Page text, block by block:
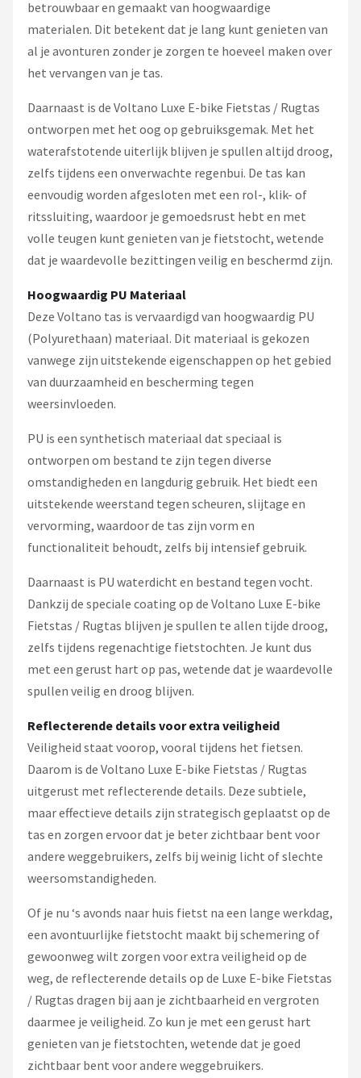
betrouwbaar en gemaakt van hoogwaardige
materialen. Dit betekent dat je lang kunt genieten van
al je avonturen zonder je zorgen te hoeveel maken over
het vervangen van je tas.
Daarnaast is de Voltano Luxe E-bike Fietstas / Rugtas
ontworpen met het oog op gebruiksgemak. Met het
waterafstotende uiterlijk blijven je spullen altijd droog,
zelfs tijdens een onverwachte regenbui. De tas kan
eenvoudig worden afgesloten met een rol-, klik- of
ritssluiting, waardoor je gemoedsrust hebt en met
volle teugen kunt genieten van je fietstocht, wetende
dat je waardevolle bezittingen veilig en beschermd zijn.
Hoogwaardig PU Materiaal
Deze Voltano tas is vervaardigd van hoogwaardig PU
(Polyurethaan) materiaal. Dit materiaal is gekozen
vanwege zijn uitstekende eigenschappen op het gebied
van duurzaamheid en bescherming tegen
weersinvloeden.
PU is een synthetisch materiaal dat speciaal is
ontworpen om bestand te zijn tegen diverse
omstandigheden en langdurig gebruik. Het biedt een
uitstekende weerstand tegen scheuren, slijtage en
vervorming, waardoor de tas zijn vorm en
functionaliteit behoudt, zelfs bij intensief gebruik.
Daarnaast is PU waterdicht en bestand tegen vocht.
Dankzij de speciale coating op de Voltano Luxe E-bike
Fietstas / Rugtas blijven je spullen te allen tijde droog,
zelfs tijdens regenachtige fietstochten. Je kunt dus
met een gerust hart op pas, wetende dat je waardevolle
spullen veilig en droog blijven.
Reflecterende details voor extra veiligheid
Veiligheid staat voorop, vooral tijdens het fietsen.
Daarom is de Voltano Luxe E-bike Fietstas / Rugtas
uitgerust met reflecterende details. Deze subtiele,
maar effectieve details zijn strategisch geplaatst op de
tas en zorgen ervoor dat je beter zichtbaar bent voor
andere weggebruikers, zelfs bij weinig licht of slechte
weersomstandigheden.
Of je nu ‘s avonds naar huis fietst na een lange werkdag,
een avontuurlijke fietstocht maakt bij schemering of
gewoonweg wilt zorgen voor extra veiligheid op de
weg, de reflecterende details op de Luxe E-bike Fietstas
/ Rugtas dragen bij aan je zichtbaarheid en vergroten
daarmee je veiligheid. Zo kun je met een gerust hart
genieten van je fietstochten, wetende dat je goed
zichtbaar bent voor andere weggebruikers.